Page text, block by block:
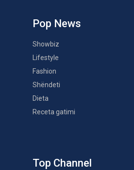
Pop News
Showbiz
Lifestyle
Fashion
Shëndeti
Dieta
Receta gatimi
Top Channel